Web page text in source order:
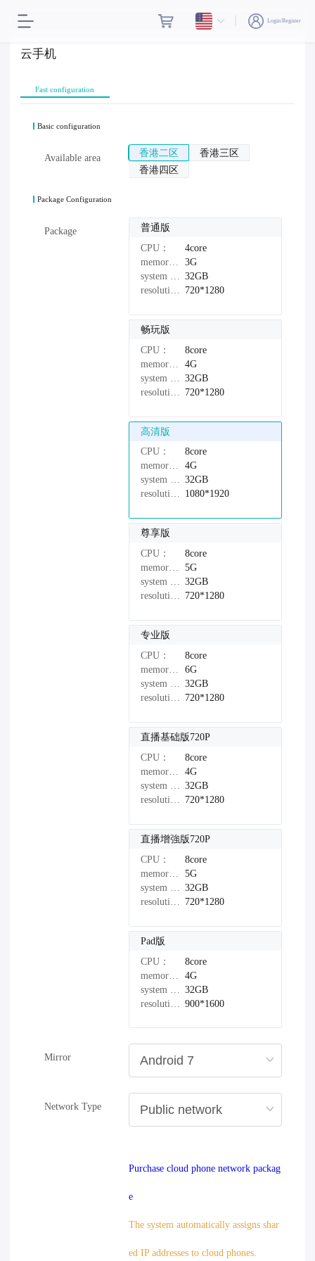
Login/Register
云手机
Fast configuration
Basic configuration
Available area 香港二区
香港三区
香港四区
Package Configuration
Package
普通版
CPU：
4core
memory：
3G
32GB
720*1280
畅玩版
CPU：
8core
memory：
4G
32GB
720*1280
高清版
CPU：
8core
memory：
4G
system disk： 32GB
resolution： 1080*1920
尊享版
CPU：
8core
memory：
5G
system disk： 32GB
resolution： 720*1280
专业版
CPU：
8core
memory：
6G
system disk： 32GB
resolution： 720*1280
直播基础版720P
CPU：
8core
memory：
4G
32GB
720*1280
直播增強版720P
CPU：
8core
memory：
5G
32GB
720*1280
Pad版
CPU：
8core
memory：
4G
32GB
900*1600
Mirror
Network Type
Purchase cloud phone network packag
e
The system automatically assigns shar
ed IP addresses to cloud phones.